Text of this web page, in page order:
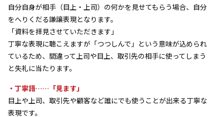
自分自身が相手（目上・上司）の何かを見せてもらう場合、自分
をへりくだる謙譲表現となります。
「資料を拝見させていただきます」
丁寧な表現に聴こえますが「つつしんで」という意味が込められ
ているため、間違って上司や目上、取引先の相手に使ってしまう
と失礼に当たります。
・丁寧語……「見ます」
目上や上司、取引先や顧客など誰にでも使うことが出来る丁寧な
表現です。